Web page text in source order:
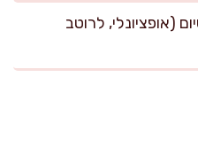
(אופציונלי, לרוטב